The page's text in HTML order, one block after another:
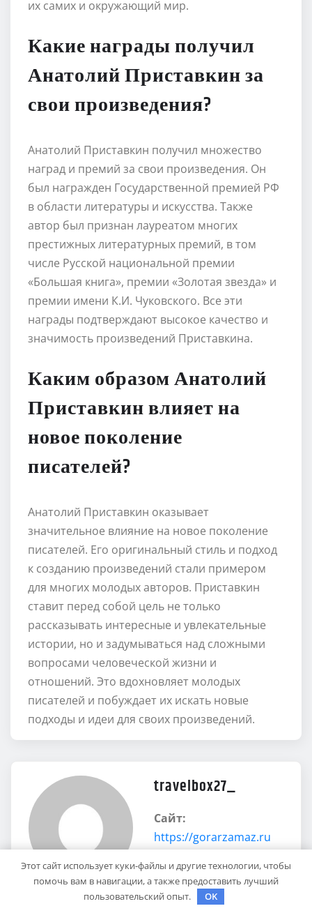
их самих и окружающий мир.
Какие награды получил
Анатолий Приставкин за
свои произведения?
Анатолий Приставкин получил множество
наград и премий за свои произведения. Он
был награжден Государственной премией РФ
в области литературы и искусства. Также
автор был признан лауреатом многих
престижных литературных премий, в том
числе Русской национальной премии
«Большая книга», премии «Золотая звезда» и
премии имени К.И. Чуковского. Все эти
награды подтверждают высокое качество и
значимость произведений Приставкина.
Каким образом Анатолий
Приставкин влияет на
новое поколение
писателей?
Анатолий Приставкин оказывает
значительное влияние на новое поколение
писателей. Его оригинальный стиль и подход
к созданию произведений стали примером
для многих молодых авторов. Приставкин
ставит перед собой цель не только
рассказывать интересные и увлекательные
истории, но и задумываться над сложными
вопросами человеческой жизни и
отношений. Это вдохновляет молодых
писателей и побуждает их искать новые
подходы и идеи для своих произведений.
travelbox27_
Сайт:
https://gorarzamaz.ru
Этот сайт использует куки-файлы и другие технологии, чтобы
помочь вам в навигации, а также предоставить лучший
пользовательский опыт.
OK